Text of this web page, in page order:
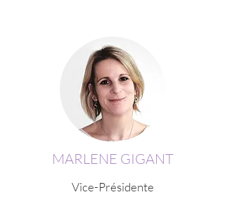
MARLENE GIGANT
Vice-Présidente